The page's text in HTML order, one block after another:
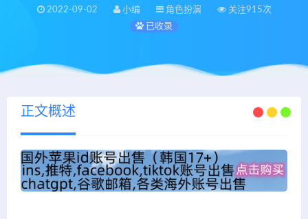
2022-09-02 小编 角色扮演
关注915次
已收录
正文概述